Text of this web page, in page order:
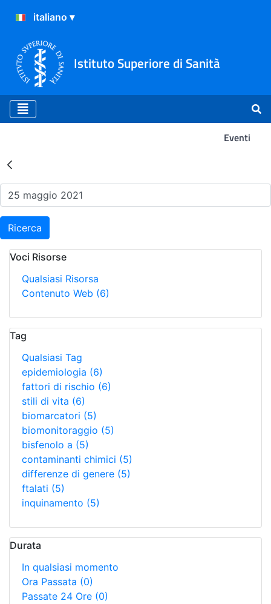
Istituto Superiore di Sanità
Eventi
Risultati della Ricerca -
Ricerca
Voci Risorse
Qualsiasi Risorsa
Contenuto Web (6)
Tag
Qualsiasi Tag
epidemiologia (6)
fattori di rischio (6)
stili di vita (6)
biomarcatori (5)
biomonitoraggio (5)
bisfenolo a (5)
contaminanti chimici (5)
differenze di genere (5)
ftalati (5)
inquinamento (5)
Durata
In qualsiasi momento
Ora Passata (0)
Passate 24 Ore (0)